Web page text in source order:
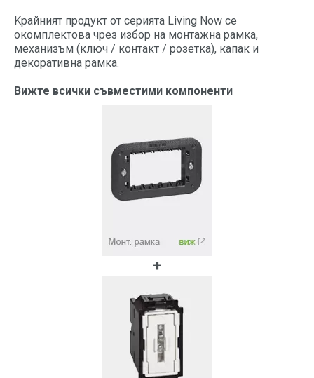
Kрайният продукт от серията Living Now се
окомплектова чрез избор на монтажна рамка,
механизъм (ключ / контакт / розетка), капак и
декоративна рамка.
Вижте всички съвместими компоненти
+